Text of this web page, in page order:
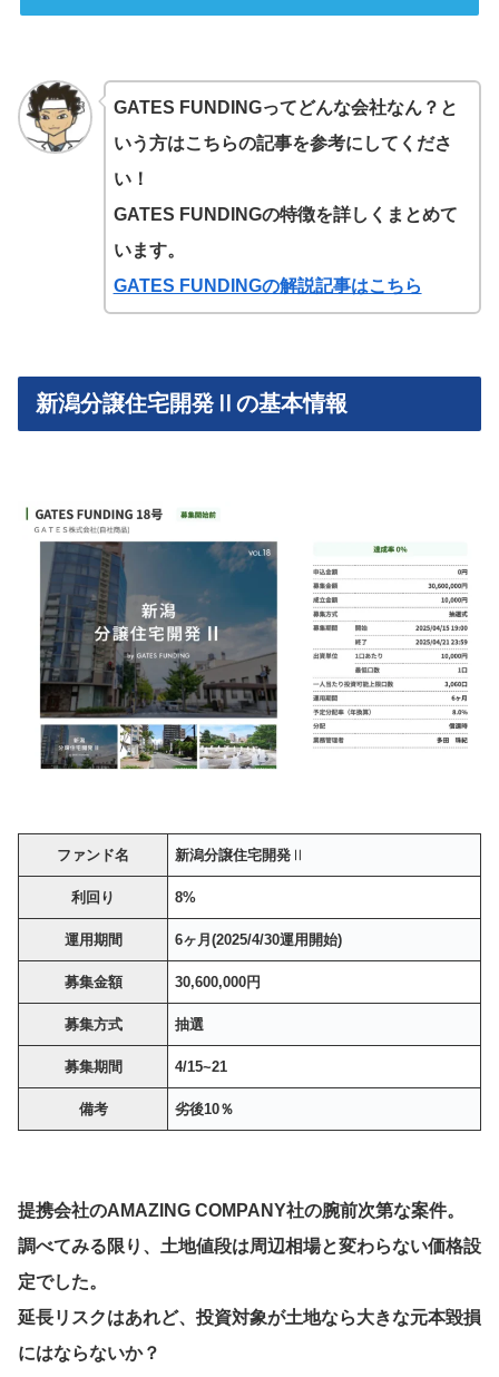
GATES FUNDINGってどんな会社なん？と
いう方はこちらの記事を参考にしてくださ
い！
GATES FUNDINGの特徴を詳しくまとめて
います。
GATES FUNDINGの解説記事はこちら
新潟分譲住宅開発Ⅱの基本情報
ファンド名 新潟分譲住宅開発 Ⅱ
利回り 8%
運用期間 6ヶ月(2025/4/30運用開始)
募集金額 30,600,000円
募集方式 抽選
募集期間 4/15~21
備考 劣後10％
提携会社のAMAZING COMPANY社の腕前次第な案件。
調べてみる限り、土地値段は周辺相場と変わらない価格設
定でした。
延長リスクはあれど、投資対象が土地なら大きな元本毀損
にはならないか？